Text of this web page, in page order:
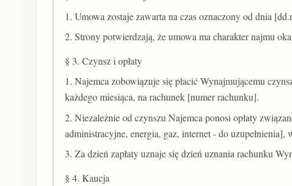
1. Umowa zostaje zawarta na czas oznaczony od dnia
2. Strony potwierdzają, że umowa ma charakter najmu
§ 3. Czynsz i opłaty
1. Najemca zobowiązuje się płacić Wynajmującemu
każdego miesiąca, na rachunek [numer rachunku].
2. Niezależnie od czynszu Najemca ponosi opłaty
administracyjne, energia, gaz, internet - do uzupełnienia],
3. Za dzień zapłaty uznaje się dzień uznania rachunku
§ 4. Kaucja